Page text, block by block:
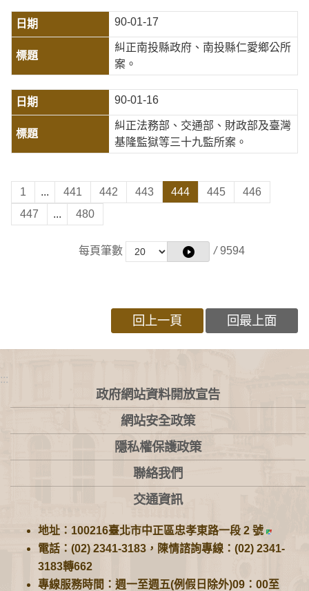
90-01-17
糾正南投縣政府、南投縣仁愛鄉公所
案。
90-01-16
糾正法務部、交通部、財政部及臺灣
基隆監獄等三十九監所案。
1 ... 441 442 443 444 445
446
447
... 480
每頁筆數 / 9594
回上一頁 回最上面
:::
政府網站資料開放宣告
網站安全政策
隱私權保護政策
聯絡我們
交通資訊
地址：100216臺北市中正區忠孝東路一段 2 號
電話：(02) 2341-3183，陳情諮詢專線：(02) 2341-
3183轉662
專線服務時間：週一至週五(例假日除外)09：00至